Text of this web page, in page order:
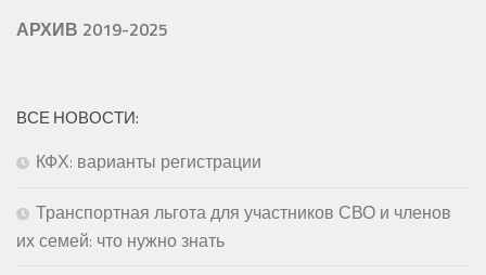
АРХИВ 2019-2025
ВСЕ НОВОСТИ:
КФХ: варианты регистрации
Транспортная льгота для участников СВО и членов
их семей: что нужно знать